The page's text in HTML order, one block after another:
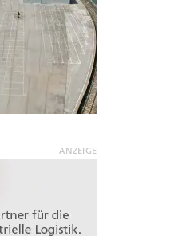
ANZEIGE